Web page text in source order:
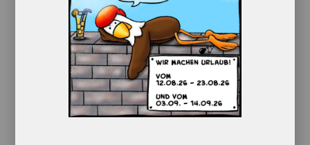
Beratung zu
herausforderndem Verhalten